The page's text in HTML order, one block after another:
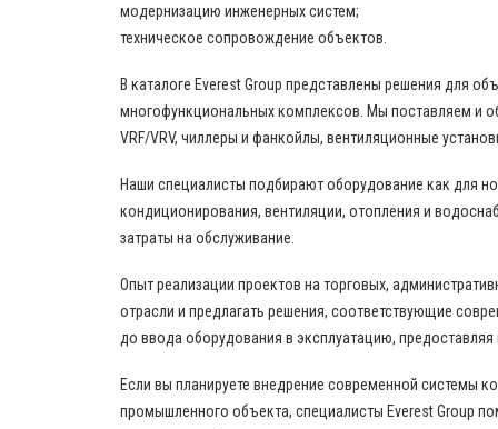
модернизацию инженерных систем;
техническое сопровождение объектов.
В каталоге Everest Group представлены решения для
многофункциональных комплексов. Мы поставляем и
VRF/VRV, чиллеры и фанкойлы, вентиляционные
Наши специалисты подбирают оборудование как для
кондиционирования, вентиляции, отопления и
затраты на обслуживание.
Опыт реализации проектов на торговых,
отрасли и предлагать решения, соответствующие
до ввода оборудования в эксплуатацию,
Если вы планируете внедрение современной системы
промышленного объекта, специалисты Everest Group